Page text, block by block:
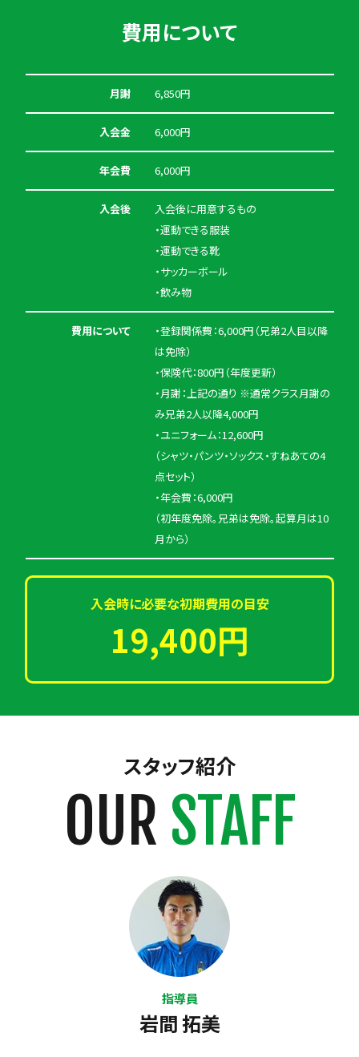
費用について
月謝 6,850円
入会金 6,000円
年会費 6,000円
入会後
入会後に用意するもの
・運動できる服装
・運動できる靴
・サッカーボール
・飲み物
費用について
・登録関係費：6,000円（兄弟2人目以降
は免除）
・保険代：800円（年度更新）
・月謝：上記の通り ※通常クラス月謝の
み兄弟2人以降4,000円
・ユニフォーム：12,600円
（シャツ・パンツ・ソックス・すねあての4
点セット）
・年会費：6,000円
（初年度免除。兄弟は免除。起算月は10
月から）
入会時に必要な初期費用の目安
19,400円
スタッフ紹介
OUR STAFF
指導員
岩間 拓美